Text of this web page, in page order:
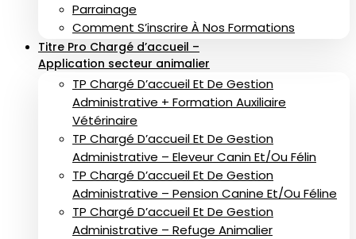
Parrainage
Comment S’inscrire À Nos Formations
Titre Pro Chargé d’accueil –
Application secteur animalier
TP Chargé D’accueil Et De Gestion
Administrative + Formation Auxiliaire
Vétérinaire
TP Chargé D’accueil Et De Gestion
Administrative – Eleveur Canin Et/ou Félin
TP Chargé D’accueil Et De Gestion
Administrative – Pension Canine Et/ou Féline
TP Chargé D’accueil Et De Gestion
Administrative – Refuge Animalier